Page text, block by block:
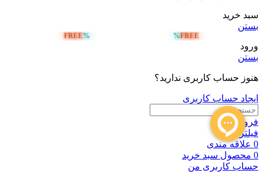
سبد خرید
بستن
FREE
%
%
FREE
ورود
بستن
هنوز حساب کاربری ندارید؟
ایجاد حساب کاربری
فروشگاه
فیلترها
0 علاقه مندی
0 محصول سبد خرید
حساب کاربری من